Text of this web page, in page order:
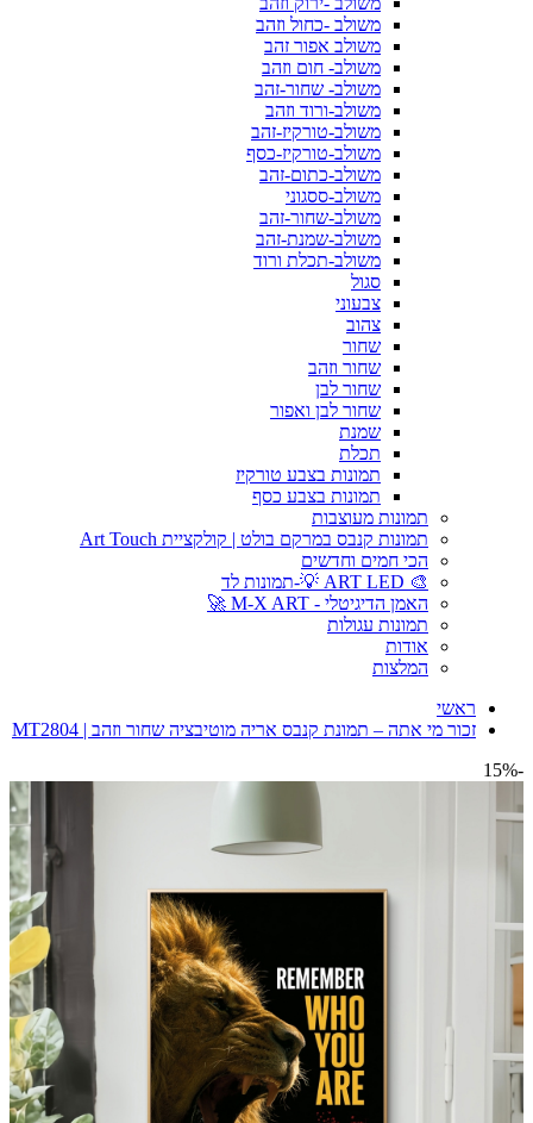
משולב -כחול וזהב
משולב אפור זהב
משולב- חום וזהב
משולב- שחור-זהב
משולב-ורוד וזהב
משולב-טורקיז-זהב
משולב-טורקיז-כסף
משולב-כתום-זהב
משולב-ססגוני
משולב-שחור-זהב
משולב-שמנת-זהב
משולב-תכלת ורוד
סגול
צבעוני
צהוב
שחור
שחור וזהב
שחור לבן
שחור לבן ואפור
שמנת
תכלת
תמונות בצבע טורקיז
תמונות בצבע כסף
תמונות מעוצבות
תמונות קנבס במרקם בולט | קולקציית Art Touch
הכי חמים וחדשים
🎨 ART LED 💡-תמונות לד
האמן הדיגיטלי - M-X ART 🚀
תמונות עגולות
אודות
המלצות
ראשי
זכור מי אתה – תמונת קנבס אריה מוטיבציה שחור וזהב | MT2804
-15%